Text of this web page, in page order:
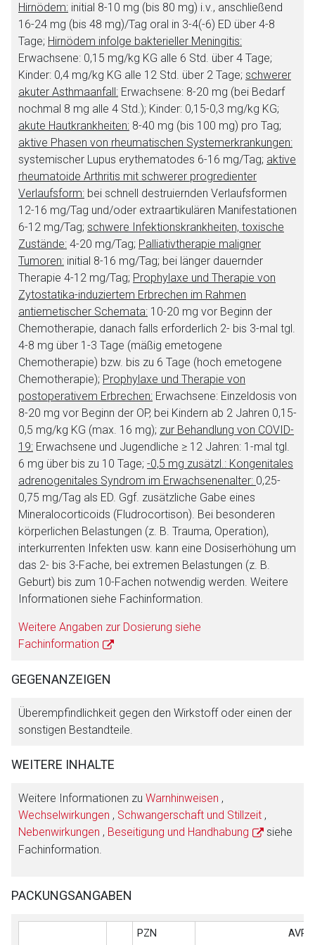
Hirnödem: initial 8-10 mg (bis 80 mg) i.v., anschließend
16-24 mg (bis 48 mg)/Tag oral in 3-4(-6) ED über 4-8
Tage; Hirnödem infolge bakterieller Meningitis:
Erwachsene: 0,15 mg/kg KG alle 6 Std. über 4 Tage;
Kinder: 0,4 mg/kg KG alle 12 Std. über 2 Tage; schwerer
akuter Asthmaanfall: Erwachsene: 8-20 mg (bei Bedarf
nochmal 8 mg alle 4 Std.); Kinder: 0,15-0,3 mg/kg KG;
akute Hautkrankheiten: 8-40 mg (bis 100 mg) pro Tag;
aktive Phasen von rheumatischen Systemerkrankungen:
systemischer Lupus erythematodes 6-16 mg/Tag; aktive
rheumatoide Arthritis mit schwerer progredienter
Verlaufsform: bei schnell destruiernden Verlaufsformen
12-16 mg/Tag und/oder extraartikulären Manifestationen
6-12 mg/Tag; schwere Infektionskrankheiten, toxische
Zustände: 4-20 mg/Tag; Palliativtherapie maligner
Tumoren: initial 8-16 mg/Tag; bei länger dauernder
Therapie 4-12 mg/Tag; Prophylaxe und Therapie von
Zytostatika-induziertem Erbrechen im Rahmen
antiemetischer Schemata: 10-20 mg vor Beginn der
Chemotherapie, danach falls erforderlich 2- bis 3-mal tgl.
4-8 mg über 1-3 Tage (mäßig emetogene
Chemotherapie) bzw. bis zu 6 Tage (hoch emetogene
Chemotherapie); Prophylaxe und Therapie von
postoperativem Erbrechen: Erwachsene: Einzeldosis von
8-20 mg vor Beginn der OP, bei Kindern ab 2 Jahren 0,15-
0,5 mg/kg KG (max. 16 mg); zur Behandlung von COVID-
19: Erwachsene und Jugendliche ≥ 12 Jahren: 1-mal tgl.
6 mg über bis zu 10 Tage; -0,5 mg zusätzl.: Kongenitales
adrenogenitales Syndrom im Erwachsenenalter: 0,25-
0,75 mg/Tag als ED. Ggf. zusätzliche Gabe eines
Mineralocorticoids (Fludrocortison). Bei besonderen
körperlichen Belastungen (z. B. Trauma, Operation),
interkurrenten Infekten usw. kann eine Dosiserhöhung um
das 2- bis 3-Fache, bei extremen Belastungen (z. B.
Geburt) bis zum 10-Fachen notwendig werden. Weitere
Informationen siehe Fachinformation.
Weitere Angaben zur Dosierung siehe
Fachinformation
GEGENANZEIGEN
Überempfindlichkeit gegen den Wirkstoff oder einen der
sonstigen Bestandteile.
WEITERE INHALTE
Weitere Informationen zu Warnhinweisen ,
Wechselwirkungen , Schwangerschaft und Stillzeit ,
Nebenwirkungen , Beseitigung und Handhabung
siehe
Fachinformation.
PACKUNGSANGABEN
PZN AVP
Zurück zur rote-liste.de Zur Seite